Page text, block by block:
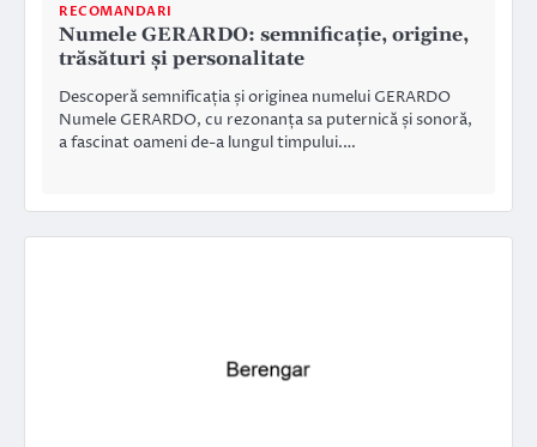
RECOMANDARI
Numele GERARDO: semnificație, origine,
trăsături și personalitate
Descoperă semnificația și originea numelui GERARDO
Numele GERARDO, cu rezonanța sa puternică și sonoră,
a fascinat oameni de-a lungul timpului.…